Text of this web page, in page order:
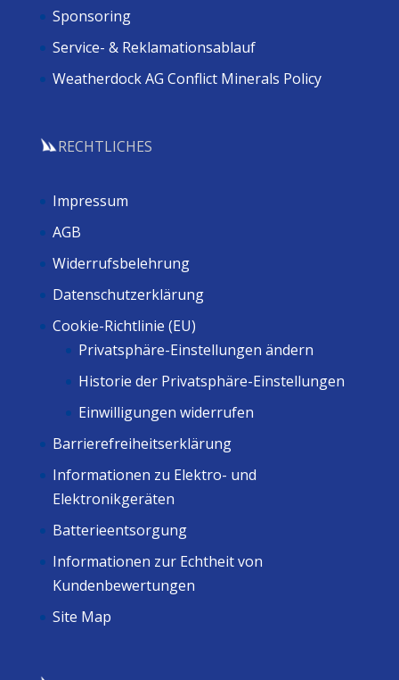
Sponsoring
Service- & Reklamationsablauf
Weatherdock AG Conflict Minerals Policy
RECHTLICHES
Impressum
AGB
Widerrufsbelehrung
Datenschutzerklärung
Cookie-Richtlinie (EU)
Privatsphäre-Einstellungen ändern
Historie der Privatsphäre-Einstellungen
Einwilligungen widerrufen
Barrierefreiheitserklärung
Informationen zu Elektro- und
Elektronikgeräten
Batterieentsorgung
Informationen zur Echtheit von
Kundenbewertungen
Site Map